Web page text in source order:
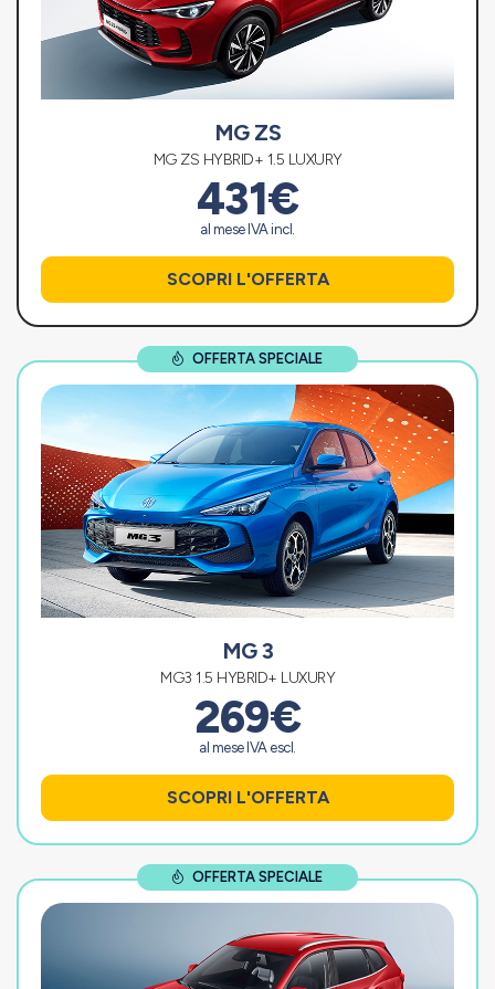
MG ZS
MG ZS HYBRID+ 1.5 LUXURY
431€
al mese IVA incl.
SCOPRI L'OFFERTA
OFFERTA SPECIALE
MG 3
MG3 1.5 HYBRID+ LUXURY
269€
al mese IVA escl.
SCOPRI L'OFFERTA
OFFERTA SPECIALE